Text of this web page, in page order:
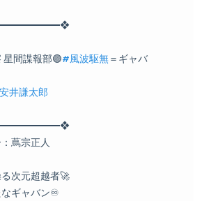
星間諜報部🟣#風波駆無＝ギャバ
井謙太郎
蔦宗正人
次元超越者🚀
ギャバン♾